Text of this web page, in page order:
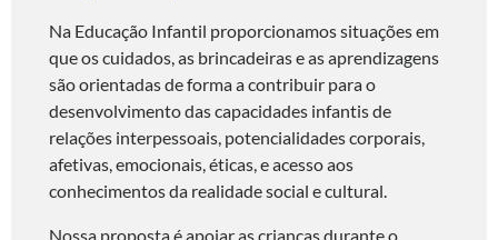
Na Educação Infantil proporcionamos situações em
que os cuidados, as brincadeiras e as aprendizagens
são orientadas de forma a contribuir para o
desenvolvimento das capacidades infantis de
relações interpessoais, potencialidades corporais,
afetivas, emocionais, éticas, e acesso aos
conhecimentos da realidade social e cultural.
Nossa proposta é apoiar as crianças durante o